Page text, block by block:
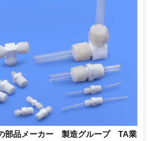
部品メーカー 製造グループ TA業